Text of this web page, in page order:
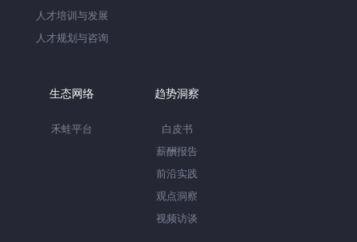
人才培训与发展
人才规划与咨询
生态网络
禾蛙平台
趋势洞察
白皮书
薪酬报告
前沿实践
观点洞察
视频访谈